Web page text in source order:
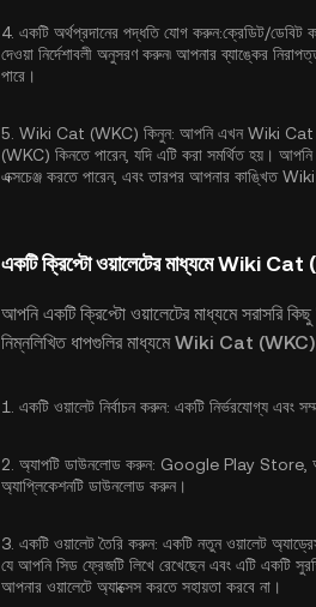
4. একটি অর্থপ্রদানের পদ্ধতি যোগ করুন:ক্রেডিট/ডেবিট
দেওয়া নির্দেশাবলী অনুসরণ করুন৷ আপনার ব্যাঙ্কের
পারে।
5. Wiki Cat (WKC) কিনুন: আপনি এখন Wiki Cat
(WKC) কিনতে পারেন, যদি এটি করা সমর্থিত হয়। আপনি
এক্সচেঞ্জ করতে পারেন, এবং তারপর আপনার কাঙ্খিত
একটি ক্রিপ্টো ওয়ালেটের মাধ্যমে Wiki Cat
আপনি একটি ক্রিপ্টো ওয়ালেটের মাধ্যমে সরাসরি
নিম্নলিখিত ধাপগুলির মাধ্যমে Wiki Cat (WKC)
1. একটি ওয়ালেট নির্বাচন করুন: একটি নির্ভরযোগ্য এবং
2. অ্যাপটি ডাউনলোড করুন: Google Play Store,
অ্যাপ্লিকেশনটি ডাউনলোড করুন।
3. একটি ওয়ালেট তৈরি করুন: একটি নতুন ওয়ালেট
যে আপনি সিড ফ্রেজটি লিখে রেখেছেন এবং এটি একটি
আপনার ওয়ালেটে অ্যাক্সেস করতে সহায়তা করবে না।